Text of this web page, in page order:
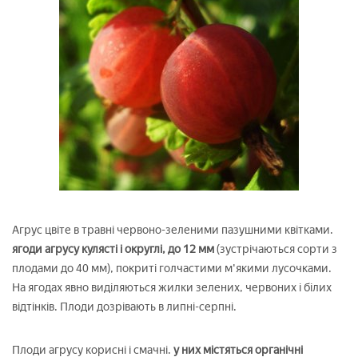
Агрус цвіте в травні червоно-зеленими пазушними квітками.
ягоди агрусу кулясті і округлі, до 12 мм(зустрічаються сорти з
плодами до 40 мм), покриті голчастими м'якими лусочками.
На ягодах явно виділяються жилки зелених, червоних і білих
відтінків. Плоди дозрівають в липні-серпні.
Плоди агрусу корисні і смачні. у них містяться органічні